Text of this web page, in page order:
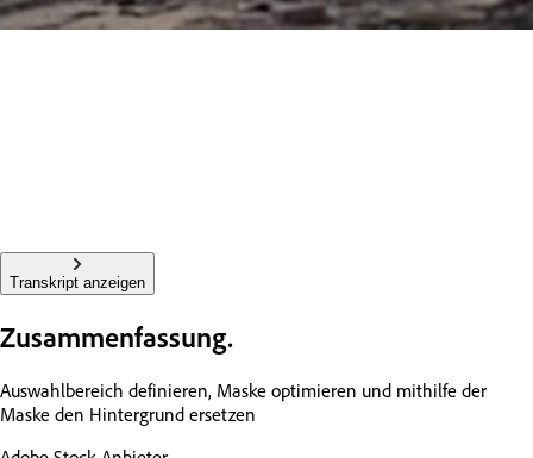
Transkript anzeigen
Zusammenfassung.
Auswahlbereich definieren, Maske optimieren und mithilfe der
Maske den Hintergrund ersetzen